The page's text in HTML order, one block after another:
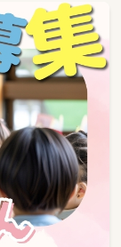
給食）
遊び
幼児向けの教
ドを使って日
られます。